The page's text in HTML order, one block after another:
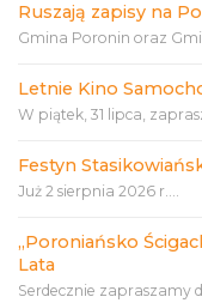
Ruszają zapisy na
Gmina Poronin oraz
Letnie Kino
W piątek, 31 lipca,
Festyn
Już 2 sierpnia 2026 r....
„Poroniańsko
Lata
Serdecznie zapraszamy